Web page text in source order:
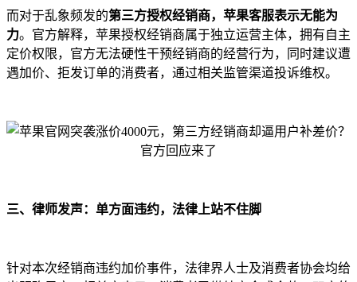
而对于乱象频发的第三方授权经销商，苹果客服表示无能为
力。官方解释，苹果授权经销商属于独立运营主体，拥有自主
定价权限，官方无法硬性干预经销商的经营行为，同时建议遭
遇加价、拒发订单的消费者，通过相关监管渠道投诉维权。
三、律师发声：单方面违约，法律上站不住脚
针对本次经销商违约加价事件，法律界人士及消费者协会均给